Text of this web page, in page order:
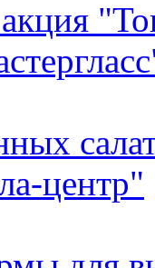
центр"